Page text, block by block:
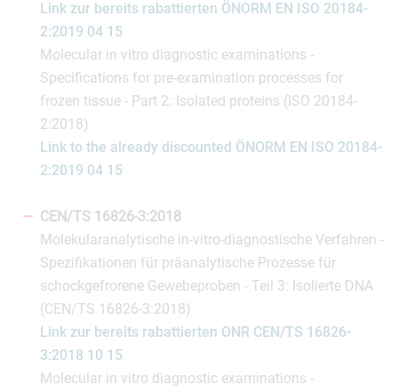
Link zur bereits rabattierten ÖNORM EN ISO 20184-
2:2019 04 15
Molecular in vitro diagnostic examinations -
Specifications for pre-examination processes for
frozen tissue - Part 2: Isolated proteins (ISO 20184-
2:2018)
Link to the already discounted ÖNORM EN ISO 20184-
2:2019 04 15
CEN/TS 16826-3:2018
Molekularanalytische in-vitro-diagnostische Verfahren -
Spezifikationen für präanalytische Prozesse für
schockgefrorene Gewebeproben - Teil 3: Isolierte DNA
(CEN/TS 16826-3:2018)
Link zur bereits rabattierten ONR CEN/TS 16826-
3:2018 10 15
Molecular in vitro diagnostic examinations -